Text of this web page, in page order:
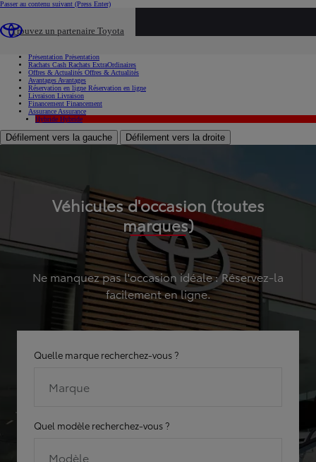
Passer au contenu suivant (Press Enter)
Trouvez un partenaire Toyota
Présentation Présentation
Rachats Cash Rachats ExtraOrdinaires
Offres & Actualités Offres & Actualités
Avantages Avantages
Réservation en ligne Réservation en ligne
Livraison Livraison
Financement Financement
Assurance Assurance
Hybride Hybride
Défilement vers la gauche Défilement vers la droite
Véhicules d'occasion (toutes
marques)
Ne manquez pas l'occasion idéale : Réservez-la
facilement en ligne.
Quelle marque recherchez-vous ?
Marque
Quel modèle recherchez-vous ?
Modèle